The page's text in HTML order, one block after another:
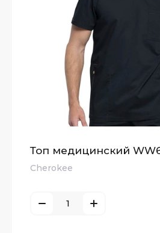
Топ медицинский
Cherokee